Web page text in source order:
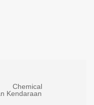
Chemical
Kendaraan